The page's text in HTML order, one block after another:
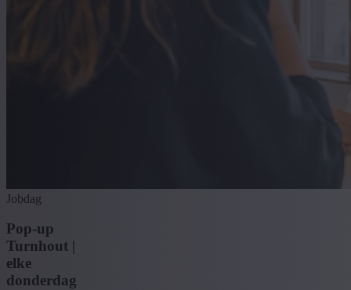
Jobdag
Pop-up
Turnhout |
elke
donderdag